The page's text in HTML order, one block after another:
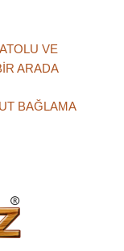
VE
ARADA
BAĞLAMA